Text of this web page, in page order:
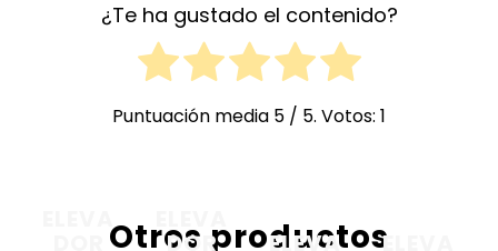
¿Te ha gustado el contenido?
Puntuación media 5 / 5. Votos: 1
Otros productos
ELEVA
DOR ELEVA ELEVA